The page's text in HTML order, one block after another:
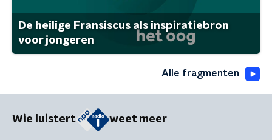
De heilige Fransiscus als inspiratiebron
voor jongeren
Alle fragmenten
Wie luistert weet meer